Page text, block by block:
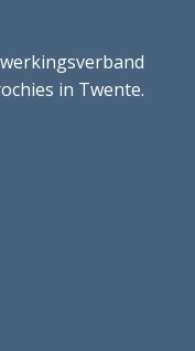
in Twente.